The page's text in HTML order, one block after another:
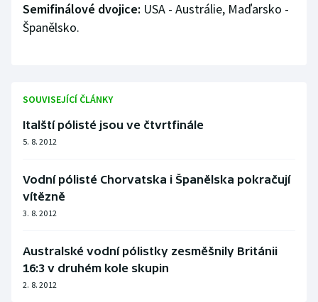
Moderní pětiboj
Olympijské hry
Parasport
Plážový volejbal
Rychlobruslení
Semifinálové dvojice: USA - Austrálie, Maďarsko -
Španělsko.
SOUVISEJÍCÍ ČLÁNKY
Italští pólisté jsou ve čtvrtfinále
5. 8. 2012
Vodní pólisté Chorvatska i Španělska pokračují
vítězně
3. 8. 2012
Australské vodní pólistky zesměšnily Británii
16:3 v druhém kole skupin
2. 8. 2012